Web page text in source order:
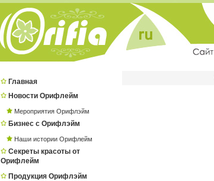
Главная
Новости Орифлейм
Мероприятия Орифлэйм
Бизнес с Орифлэйм
Наши истории Орифлейм
Секреты красоты от
Орифлейм
Продукция Орифлэйм